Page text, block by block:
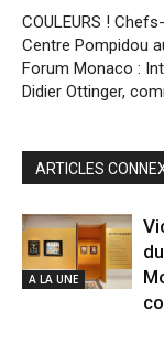
COULEURS !
Centre Pompidou
Forum Monaco :
Didier Ottinger,
ARTICLES
A LA UNE